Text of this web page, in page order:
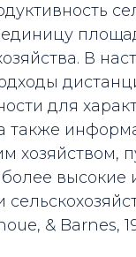
единицу
В
для
также
хозяйством,
более
& Barnes,